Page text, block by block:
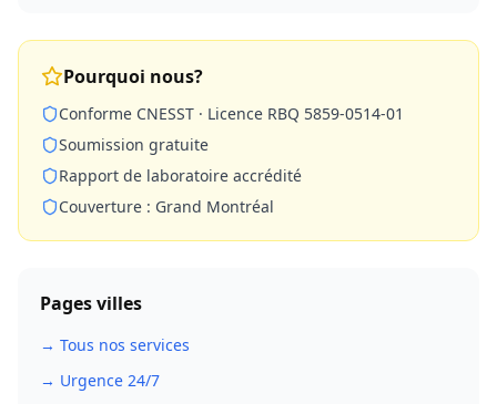
Pourquoi nous?
Conforme CNESST · Licence RBQ 5859-0514-01
Soumission gratuite
Rapport de laboratoire accrédité
Couverture : Grand Montréal
Pages villes
→ Tous nos services
→ Urgence 24/7